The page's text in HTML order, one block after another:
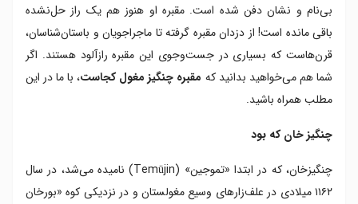
شیوه تدفین مغول ها
احترام مغول ها به تصمیم خان
نفرین باستانی
کاوش های باستان شناسی برای یافتن مقبره چنگیز خان
مقبره چنگیز خان مغول در چین
چرا یافتن مقبره چنگیز خان مغول اهمیت دارد
قوانین چنگیز خان مغول
بی‌نام و نشان دفن شده است. مقبره او هنوز هم یک راز حل‌نشده
باقی مانده است! از دزدان مقبره گرفته تا ماجراجویان و باستان‌شناسان،
قرن‌هاست که بسیاری در جست‌وجوی این مقبره رازآلود هستند. اگر
شما هم می‌خواهید بدانید که مقبره چنگیز مغول کجاست، با ما در این
مطلب همراه باشید.
چنگیز خان که بود
چنگیزخان، که در ابتدا «تموجین» (Temüjin) نامیده می‌شد، در سال
۱۱۶۲ میلادی در علف‌زارهای وسیع مغولستان و در نزدیکی کوه «بورخان